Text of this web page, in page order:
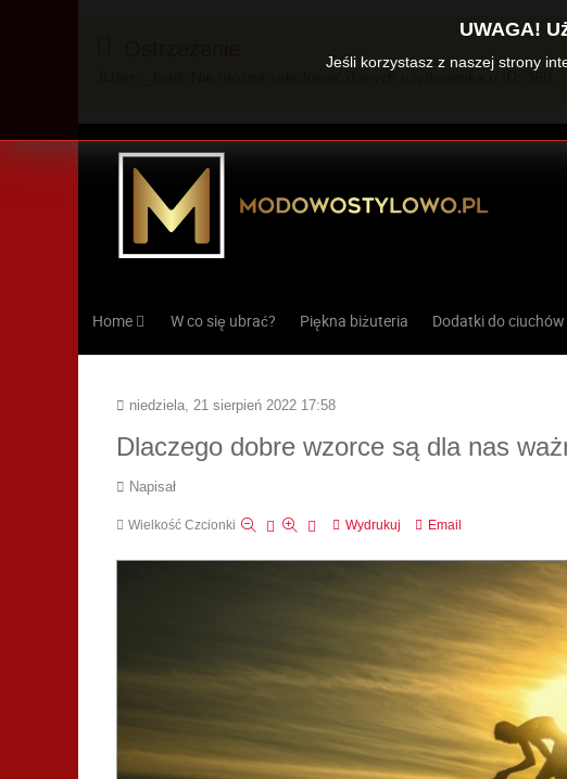
Home W co się ubrać? Piękna biżuteria Dodatki do ciuchów
niedziela, 21 sierpień 2022 17:58
Dlaczego dobre wzorce są dla nas
Napisał
Wielkość Czcionki Wydrukuj Email
UWAGA!
Jeśli korzystasz z naszej strony